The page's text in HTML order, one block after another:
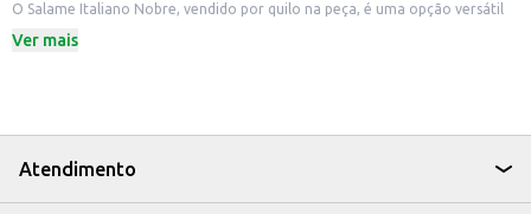
O Salame Italiano Nobre, vendido por quilo na peça, é uma opção versátil
inteira permite flexibilidade no fatiamento e atendimento às necessidades
Fatiado, pode ser servido como aperitivo ou parte de tábuas de frios.
Utilizado em sanduíches, pizzas e outros pratos quentes.
Pode ser comercializado em fatias ou em peças menores para atender
Ver mais
Atendimento